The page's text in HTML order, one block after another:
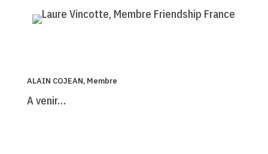
ALAIN COJEAN, Membre
A venir…